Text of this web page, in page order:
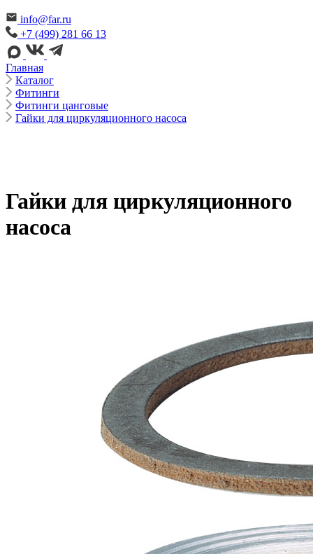
info@far.ru
+7 (499) 281 66 13
Главная
Каталог
Фитинги
Фитинги цанговые
Гайки для циркуляционного насоса
Гайки для циркуляционного
насоса